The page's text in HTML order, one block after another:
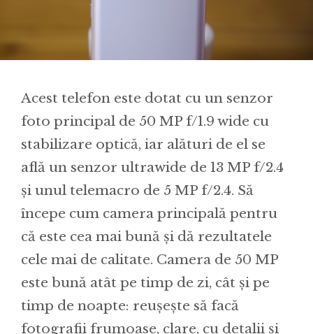
Acest telefon este dotat cu un senzor
foto principal de 50 MP f/1.9 wide cu
stabilizare optică, iar alături de el se
află un senzor ultrawide de 13 MP f/2.4
și unul telemacro de 5 MP f/2.4. Să
începe cum camera principală pentru
că este cea mai bună și dă rezultatele
cele mai de calitate. Camera de 50 MP
este bună atât pe timp de zi, cât și pe
timp de noapte: reușește să facă
fotografii frumoase, clare, cu detalii și